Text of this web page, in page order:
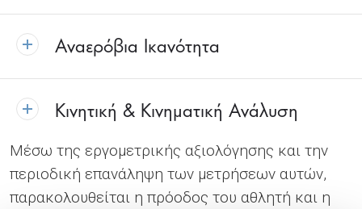
Αναερόβια Ικανότητα
Κινητική & Κινηματική Ανάλυση
Μέσω της εργομετρικής αξιολόγησης και την
περιοδική επανάληψη των μετρήσεων αυτών,
παρακολουθείται η πρόοδος του αθλητή και η